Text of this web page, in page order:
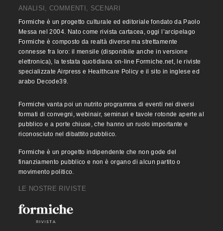
ANALISI, COMMENTI, SCENARI
Formiche è un progetto culturale ed editoriale fondato da Paolo
Messa nel 2004. Nato come rivista cartacea, oggi l’arcipelago
Formiche è composto da realtà diverse ma strettamente
connesse fra loro: il mensile (disponibile anche in versione
elettronica), la testata quotidiana on-line Formiche.net, le riviste
specializzate Airpress e Healthcare Policy e il sito in inglese ed
arabo Decode39.
Formiche vanta poi un nutrito programma di eventi nei diversi
formati di convegni, webinair, seminari e tavole rotonde aperte al
pubblico e a porte chiuse, che hanno un ruolo importante e
riconosciuto nel dibattito pubblico.
Formiche è un progetto indipendente che non gode del
finanziamento pubblico e non è organo di alcun partito o
movimento politico.
LE NOSTRE RIVISTE